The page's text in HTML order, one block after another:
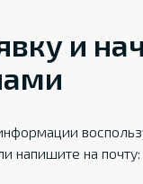
и
напишите на почту: